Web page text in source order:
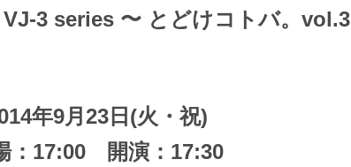
3 series 〜 とどけコトバ。vol.3
年9月23日(火・祝)
：17:00 開演：17:30